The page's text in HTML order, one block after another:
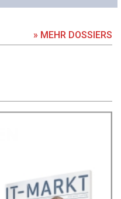
» MEHR DOSSIERS